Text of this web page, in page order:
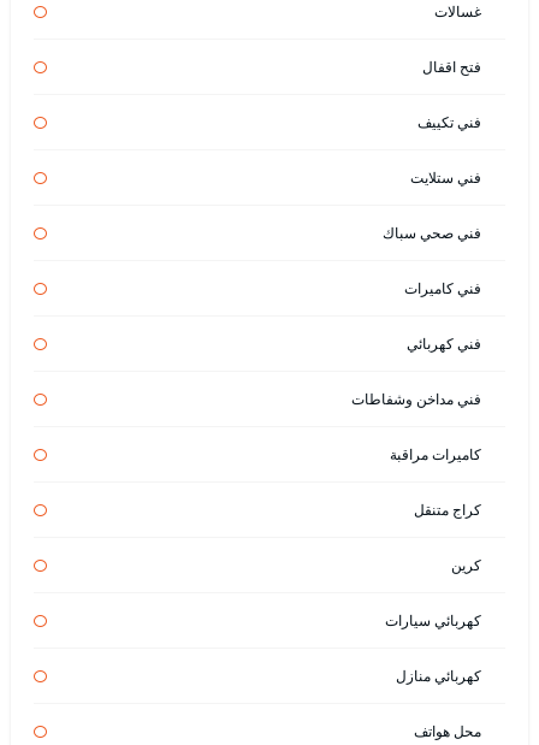
غسالات
فتح اقفال
فني تكييف
فني ستلايت
فني صحي سباك
فني كاميرات
فني كهربائي
فني مداخن وشفاطات
كاميرات مراقبة
كراج متنقل
كرين
كهربائي سيارات
كهربائي منازل
محل هواتف